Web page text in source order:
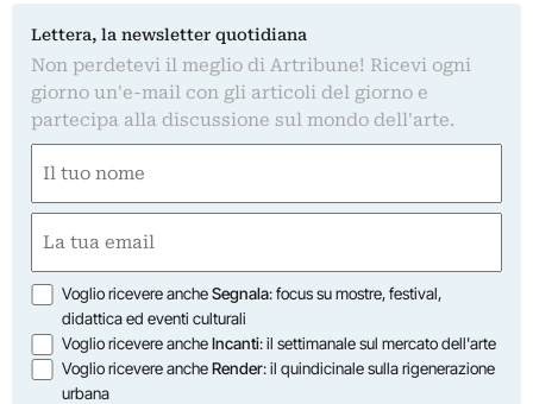
Lettera, la newsletter quotidiana
Non perdetevi il meglio di Artribune! Ricevi ogni
giorno un'e-mail con gli articoli del giorno e
partecipa alla discussione sul mondo dell'arte.
(Required)
First
(Required)
Opzioni
Voglio ricevere ancheSegnala: focus su mostre, festival,
didattica ed eventi culturali
Voglio ricevere ancheIncanti: il settimanale sul mercato dell'arte
Voglio ricevere ancheRender: il quindicinale sulla rigenerazione
urbana